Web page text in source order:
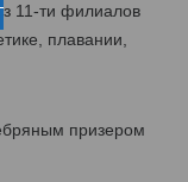
11-ти филиалов
плавании,
призером